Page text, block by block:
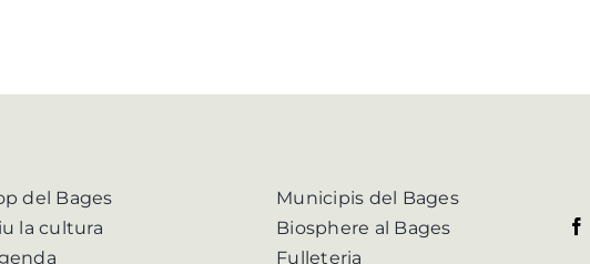
del Bages
la cultura
Municipis del Bages
Biosphere al Bages
Fulleteria